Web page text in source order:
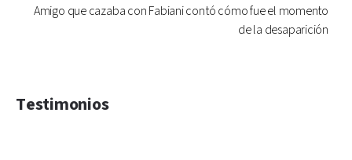
Amigo que cazaba con Fabiani contó cómo fue el momento
de la desaparición
Testimonios